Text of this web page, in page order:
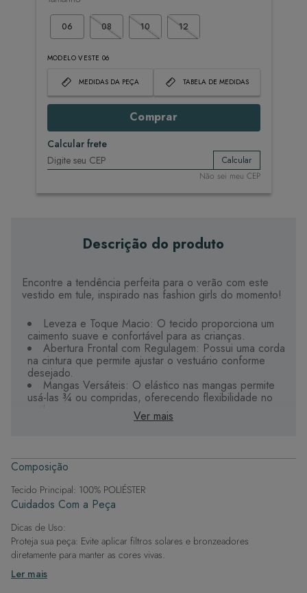
06 08 10 12
MODELO VESTE 06
MEDIDAS DA PEÇA TABELA DE MEDIDAS
Comprar
Calcular frete
Calcular
Não sei meu CEP
Descrição do produto
Encontre a tendência perfeita para o verão com este
vestido em tule, inspirado nas fashion girls do momento!
Leveza e Toque Macio: O tecido proporciona um
caimento suave e confortável para as crianças.
Abertura Frontal com Regulagem: Possui uma corda
na cintura que permite ajustar o vestuário conforme
desejado.
Mangas Versáteis: O elástico nas mangas permite
usá-las ¾ ou compridas, oferecendo flexibilidade no
estilo.
Tecido de Alta Qualidade: Oferece maciez,
com um visual atraente, perfeito para diversas
ocasiões.
Este vestido é uma adição encantadora ao guarda-
roupa das crianças, garantindo que fiquem na moda e
confortáveis ao mesmo tempo.
Ver mais
Composição
Tecido Principal: 100% POLIÉSTER
Cuidados Com a Peça
Dicas de Uso:
Proteja sua peça: Evite aplicar filtros solares e bronzeadores
diretamente para manter as cores vivas.
Após a piscina: Lembre-se de que o cloro pode desgastar o tecido,
então enxague após sair da água.
Ler mais